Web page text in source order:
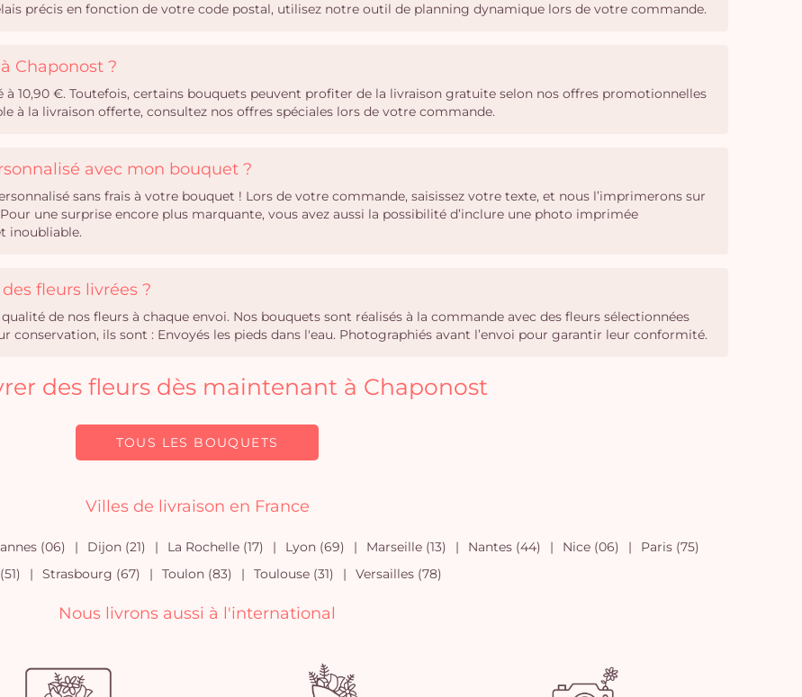
précis en fonction de votre code postal, utilisez notre outil de planning dynamique lors de votre commande.
Chaponost ?
à 10,90 €. Toutefois, certains bouquets peuvent profiter de la livraison gratuite selon nos offres promotionnelles
à la livraison offerte, consultez nos offres spéciales lors de votre commande.
avec mon bouquet ?
sans frais à votre bouquet ! Lors de votre commande, saisissez votre texte, et nous l’imprimerons sur
une surprise encore plus marquante, vous avez aussi la possibilité d’inclure une photo imprimée
inoubliable.
fleurs livrées ?
de nos fleurs à chaque envoi. Nos bouquets sont réalisés à la commande avec des fleurs sélectionnées
conservation, ils sont : Envoyés les pieds dans l'eau. Photographiés avant l’envoi pour garantir leur conformité.
des fleurs dès maintenant à Chaponost
TOUS LES BOUQUETS
Villes de livraison en France
(06) Dijon (21) La Rochelle (17) Lyon (69) Marseille (13) Nantes (44) Nice (06)
Paris (75)
Strasbourg (67) Toulon (83) Toulouse (31) Versailles (78)
Nous livrons aussi à l'international